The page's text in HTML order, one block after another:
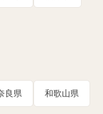
良県 和歌山県